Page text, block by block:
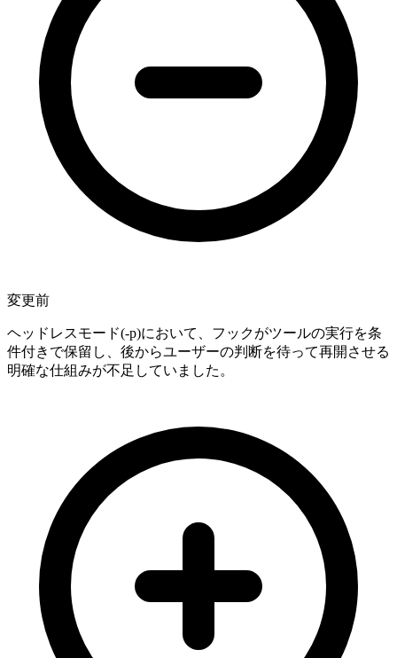
変更前
ヘッドレスモード(-p)において、フックがツールの実行を条
件付きで保留し、後からユーザーの判断を待って再開させる
明確な仕組みが不足していました。